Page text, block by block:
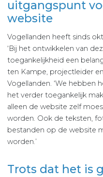
uitgangspunt
website
Vogellanden heeft sinds
‘Bij het ontwikkelen van
toegankelijkheid een
ten Kampe, projectleider
Vogellanden. ‘We hebben
het verder toegankelijk
alleen de website zelf
worden. Ook de teksten,
bestanden op de website
worden.’
Trots dat het is